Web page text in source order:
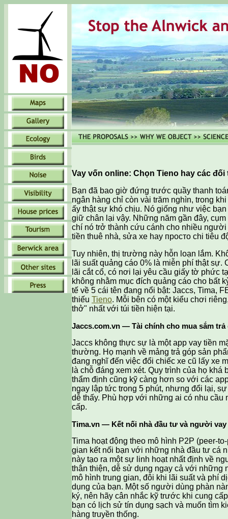
Vay vốn online: Chọn Tieno hay các đối
Bạn đã bao giờ đứng trước quầy thanh
ngân hàng chỉ còn vài trăm nghìn, trong
ấy thật sự khó chịu. Nó giống như việc
giữ chân lại vậy. Những năm gần đây,
chí nó trở thành cứu cánh cho nhiều
tiền thuê nhà, sửa xe hay просто chi tiêu
Tuy nhiên, thị trường này hỗn loạn lắm.
lãi suất quảng cáo 0% là miễn phí thật
lãi cắt cổ, có nơi lại yêu cầu giấy tờ phức
không nhằm mục đích quảng cáo cho bất
tế về 5 cái tên đang nổi bật: Jaccs, Tima,
thiếu Tieno. Mỗi bên có một kiểu chơi
thở" nhất với túi tiền hiện tại.
Jaccs.com.vn — Tài chính cho mua sắm trả
Jaccs không thực sự là một app vay tiền
thường. Họ mạnh về mảng trả góp sản
đang nghĩ đến việc đổi chiếc xe cũ lấy xe
là chỗ đáng xem xét. Quy trình của họ
thẩm định cũng kỹ càng hơn so với các
ngay lập tức trong 5 phút, nhưng đổi lại,
dễ thấy. Phù hợp với những ai có nhu cầu
cấp.
Tima.vn — Kết nối nhà đầu tư và người vay
Tima hoạt động theo mô hình P2P (peer-
gian kết nối bạn với những nhà đầu tư cá
này tạo ra một sự linh hoạt nhất định về
thân thiện, dễ sử dụng ngay cả với những
mô hình trung gian, đôi khi lãi suất và phí
dụng của bạn. Một số người dùng phàn
ký, nên hãy cân nhắc kỹ trước khi cung
bạn có lịch sử tín dụng sạch và muốn tìm
hàng truyền thống.